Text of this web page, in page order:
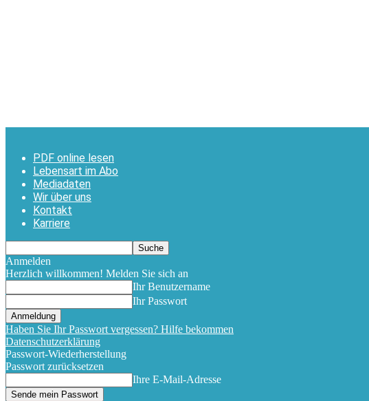
PDF online lesen
Lebensart im Abo
Mediadaten
Wir über uns
Kontakt
Karriere
Anmelden
Herzlich willkommen! Melden Sie sich an
Ihr Benutzername
Ihr Passwort
Haben Sie Ihr Passwort vergessen? Hilfe bekommen
Datenschutzerklärung
Passwort-Wiederherstellung
Passwort zurücksetzen
Ihre E-Mail-Adresse